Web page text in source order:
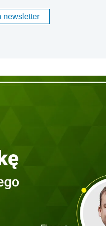
newsletter